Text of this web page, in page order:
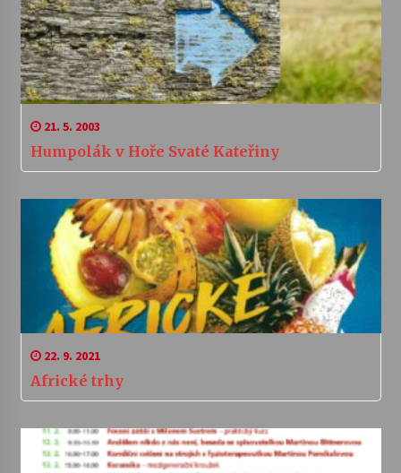
21. 5. 2003
Humpolák v Hoře Svaté Kateřiny
22. 9. 2021
Africké trhy